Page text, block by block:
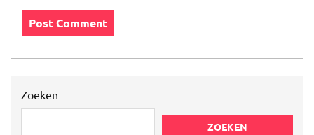
Zoeken
ZOEKEN